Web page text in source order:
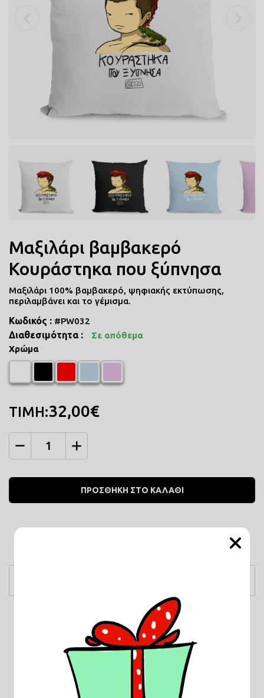
ΜΑΞΙΛΑΡΙΑ
ΤΣΑΝΤΕΣ ΣΧΟΛΙΚΕΣ
ΚΑΣΕΤΙΝΕΣ
Μαξιλάρι βαμβακερό
Κουράστηκα που ξύπνησα
Μαξιλάρι 100% βαμβακερό, ψηφιακής εκτύπωσης,
περιλαμβάνει και το γέμισμα.
Κωδικός : #PW032
Διαθεσιμότητα :
Σε απόθεμα
Χρώμα
ΤΙΜΗ:32,00€
ΠΡΟΣΘΗΚΗ ΣΤΟ ΚΑΛΑΘΙ
Λευκό , Μαύρο , Κόκκινο
, Σιέλ , Ροζ
40Χ40cm